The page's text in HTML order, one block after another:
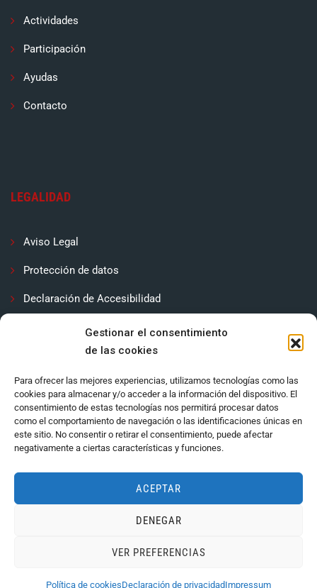
Gestionar el consentimiento
de las cookies
Para ofrecer las mejores experiencias, utilizamos tecnologías como las
cookies para almacenar y/o acceder a la información del dispositivo. El
consentimiento de estas tecnologías nos permitirá procesar datos
como el comportamiento de navegación o las identificaciones únicas en
este sitio. No consentir o retirar el consentimiento, puede afectar
negativamente a ciertas características y funciones.
ACEPTAR
DENEGAR
VER PREFERENCIAS
Política de cookiesDeclaración de privacidadImpressum
Actividades
Participación
Ayudas
Contacto
LEGALIDAD
Aviso Legal
Protección de datos
Declaración de Accesibilidad
Política de cookies (UE)
Ayuntamiento de Córdoba 2024.